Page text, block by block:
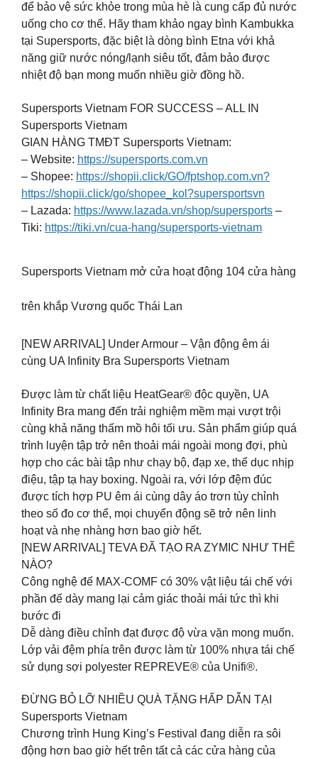
để bảo vệ sức khỏe trong mùa hè là cung cấp đủ nước
uống cho cơ thể. Hãy tham khảo ngay bình Kambukka
tại Supersports, đặc biệt là dòng bình Etna với khả
năng giữ nước nóng/lạnh siêu tốt, đảm bảo được
nhiệt độ bạn mong muốn nhiều giờ đồng hồ.
Supersports Vietnam FOR SUCCESS – ALL IN
Supersports Vietnam
GIAN HÀNG TMĐT Supersports Vietnam:
– Website: https://supersports.com.vn
– Shopee: https://shopii.click/GO/fptshop.com.vn?
https://shopii.click/go/shopee_kol?supersportsvn
– Lazada: https://www.lazada.vn/shop/supersports –
Tiki: https://tiki.vn/cua-hang/supersports-vietnam
Supersports Vietnam mở cửa hoạt động 104 cửa hàng
trên khắp Vương quốc Thái Lan
[NEW ARRIVAL] Under Armour – Vận động êm ái
cùng UA Infinity Bra Supersports Vietnam
Được làm từ chất liệu HeatGear® độc quyền, UA
Infinity Bra mang đến trải nghiệm mềm mại vượt trội
cùng khả năng thấm mồ hôi tối ưu. Sản phẩm giúp quá
trình luyện tập trở nên thoải mái ngoài mong đợi, phù
hợp cho các bài tập như chạy bộ, đạp xe, thể dục nhịp
điệu, tập tạ hay boxing. Ngoài ra, với lớp đệm đúc
được tích hợp PU êm ái cùng dây áo trơn tùy chỉnh
theo số đo cơ thể, mọi chuyển động sẽ trở nên linh
hoạt và nhẹ nhàng hơn bao giờ hết.
[NEW ARRIVAL] TEVA ĐÃ TẠO RA ZYMIC NHƯ THẾ
NÀO?
Công nghệ đế MAX-COMF có 30% vật liệu tái chế với
phần đế dày mang lại cảm giác thoải mái tức thì khi
bước đi
Dễ dàng điều chỉnh đạt được độ vừa vặn mong muốn.
Lớp vải đệm phía trên được làm từ 100% nhựa tái chế
sử dụng sợi polyester REPREVE® của Unifi®.
ĐỪNG BỎ LỠ NHIỀU QUÀ TẶNG HẤP DẪN TẠI
Supersports Vietnam
Chương trình Hung King’s Festival đang diễn ra sôi
động hơn bao giờ hết trên tất cả các cửa hàng của